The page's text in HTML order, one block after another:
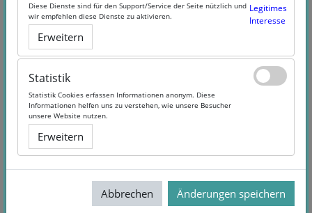
Ideen umsetzen 2 - Produkte,
die süchtig machen
German
Diese Dienste sind für den Support/Service der Seite nützlich und
wir empfehlen diese Dienste zu aktivieren.
Legitimes
Interesse
Erweitern
Statistik
Statistik Cookies erfassen Informationen anonym. Diese
Informationen helfen uns zu verstehen, wie unsere Besucher
unsere Website nutzen.
Erweitern
Abbrechen Änderungen speichern
Diese Dienste sind für den Support/Service der Seite nützlich und
wir empfehlen diese Dienste zu aktivieren.
Legitimes
Interesse
Erweitern
Statistik
Statistik Cookies erfassen Informationen anonym. Diese
Informationen helfen uns zu verstehen, wie unsere Besucher
unsere Website nutzen.
Erweitern
Abbrechen Änderungen speichern